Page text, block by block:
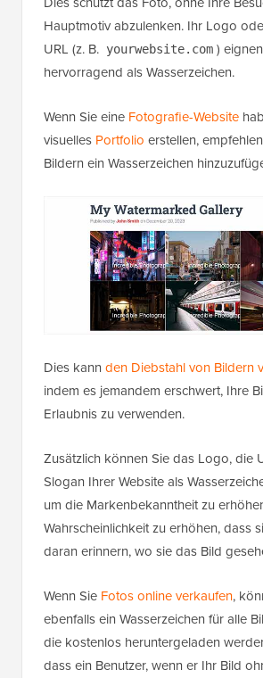
Hauptmotiv abzulenken. Ihr Logo
URL (z. B. yourwebsite.com )
hervorragend als Wasserzeichen.
Wenn Sie eine Fotografie-Website
visuelles Portfolio erstellen,
Bildern ein Wasserzeichen
Dies kann den Diebstahl von Bildern
indem es jemandem erschwert, Ihre
Erlaubnis zu verwenden.
Zusätzlich können Sie das Logo, die
Slogan Ihrer Website als
um die Markenbekanntheit zu
Wahrscheinlichkeit zu erhöhen, dass
daran erinnern, wo sie das Bild
Wenn Sie Fotos online verkaufen,
ebenfalls ein Wasserzeichen für alle
die kostenlos heruntergeladen
dass ein Benutzer, wenn er Ihr Bild